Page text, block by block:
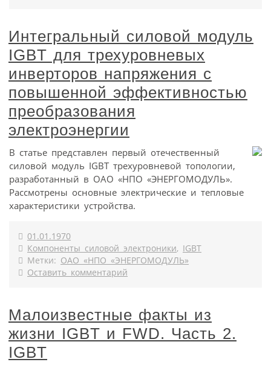
Интегральный силовой модуль
IGBT для трехуровневых
инверторов напряжения с
повышенной эффективностью
преобразования
электроэнергии
В статье представлен первый отечественный
силовой модуль IGBT трехуровневой топологии,
разработанный в ОАО «НПО «ЭНЕРГОМОДУЛЬ».
Рассмотрены основные электрические и тепловые
характеристики устройства.
01.01.1970
Компоненты силовой электроники, IGBT
Метки: ОАО «НПО «ЭНЕРГОМОДУЛЬ»
Оставить комментарий
Малоизвестные факты из
жизни IGBT и FWD. Часть 2.
IGBT